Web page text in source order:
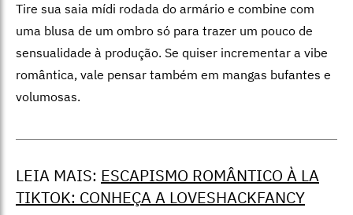
Tire sua saia mídi rodada do armário e combine com
uma blusa de um ombro só para trazer um pouco de
sensualidade à produção. Se quiser incrementar a vibe
romântica, vale pensar também em mangas bufantes e
volumosas.
LEIA MAIS: ESCAPISMO ROMÂNTICO À LA
TIKTOK: CONHEÇA A LOVESHACKFANCY